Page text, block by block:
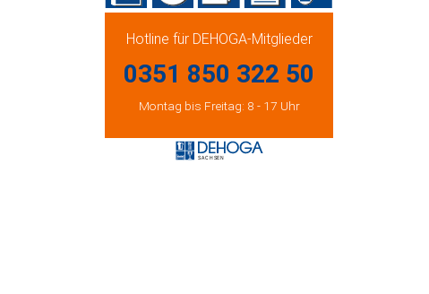
Hotline für DEHOGA-Mitglieder
0351 850 322 50
Montag bis Freitag: 8 - 17 Uhr